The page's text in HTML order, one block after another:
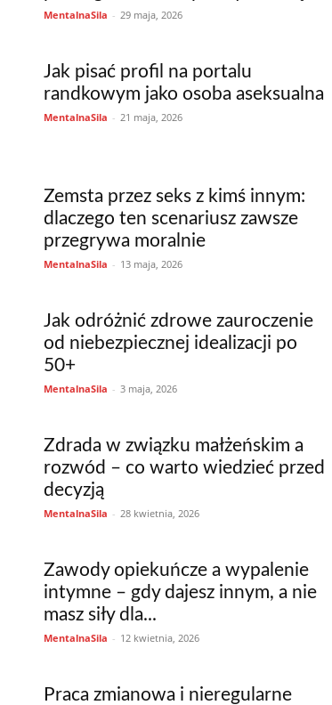
MentalnaSila - 29 maja, 2026
Jak pisać profil na portalu
randkowym jako osoba aseksualna
MentalnaSila - 21 maja, 2026
Zemsta przez seks z kimś innym:
dlaczego ten scenariusz zawsze
przegrywa moralnie
MentalnaSila - 13 maja, 2026
Jak odróżnić zdrowe zauroczenie
od niebezpiecznej idealizacji po
50+
MentalnaSila - 3 maja, 2026
Zdrada w związku małżeńskim a
rozwód – co warto wiedzieć przed
decyzją
MentalnaSila - 28 kwietnia, 2026
Zawody opiekuńcze a wypalenie
intymne – gdy dajesz innym, a nie
masz siły dla...
MentalnaSila - 12 kwietnia, 2026
Praca zmianowa i nieregularne